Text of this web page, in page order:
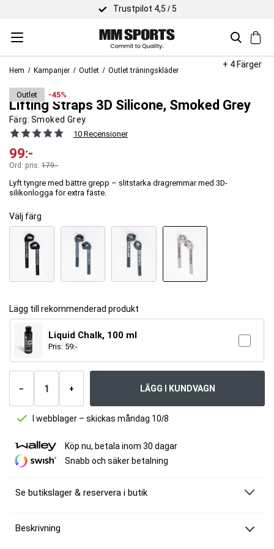
Trustpilot 4,5 / 5
Hem Kampanjer Outlet Outlet träningskläder
+ 4 Färger
outlet -45%
MM Sports
Lifting Straps 3D Silicone, Smoked Grey
Färg: Smoked Grey
10 Recensioner
99:-
Ord. pris: 179:-
Lyft tyngre med bättre grepp – slitstarka dragremmar med 3D-
silikonlogga för extra fäste.
Välj färg
Lägg till rekommenderad produkt
Liquid Chalk, 100 ml
Pris: 59:-
−
Antal
+ LÄGG I KUNDVAGN
I webblager – skickas måndag 10/8
Köp nu, betala inom 30 dagar
Snabb och säker betalning
Se butikslager & reservera i butik
Beskrivning